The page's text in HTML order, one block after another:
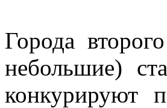
Города
небольшие)
конкурируют